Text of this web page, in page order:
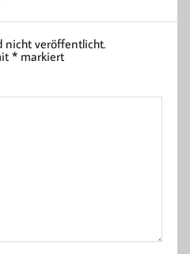
nicht veröffentlicht.
* markiert